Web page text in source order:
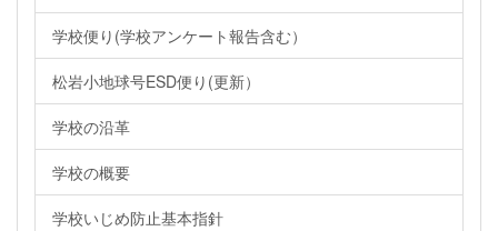
学校便り(学校アンケート報告含む）
松岩小地球号ESD便り(更新）
学校の沿革
学校の概要
学校いじめ防止基本指針